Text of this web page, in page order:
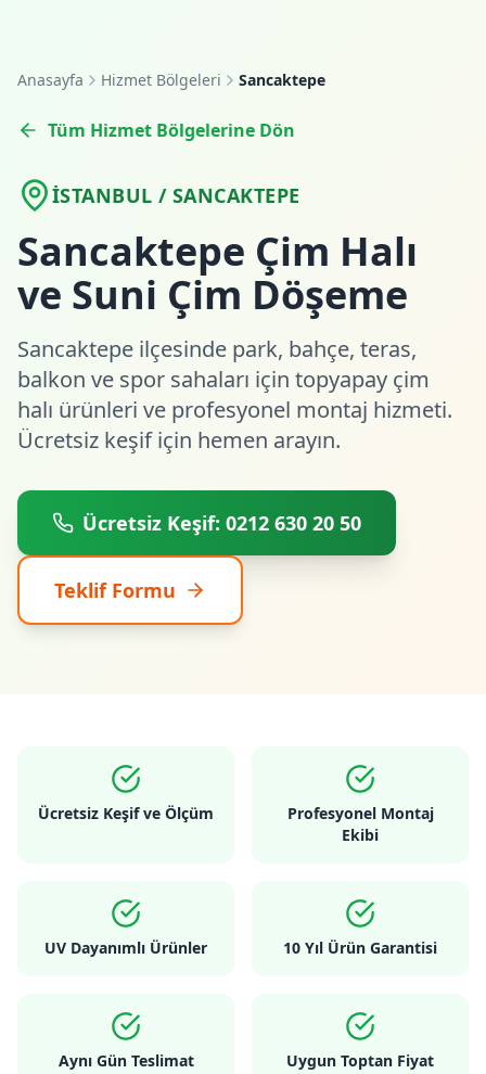
Anasayfa Hizmet Bölgeleri Sancaktepe
Tüm Hizmet Bölgelerine Dön
İSTANBUL / SANCAKTEPE
Sancaktepe Çim Halı
ve Suni Çim Döşeme
Sancaktepe ilçesinde park, bahçe, teras,
balkon ve spor sahaları için topyapay çim
halı ürünleri ve profesyonel montaj hizmeti.
Ücretsiz keşif için hemen arayın.
Ücretsiz Keşif: 0212 630 20 50
Teklif Formu
Ücretsiz Keşif ve Ölçüm
Profesyonel Montaj
Ekibi
UV Dayanımlı Ürünler 10 Yıl Ürün Garantisi
Aynı Gün Teslimat Uygun Toptan Fiyat